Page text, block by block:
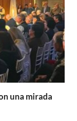
una mirada